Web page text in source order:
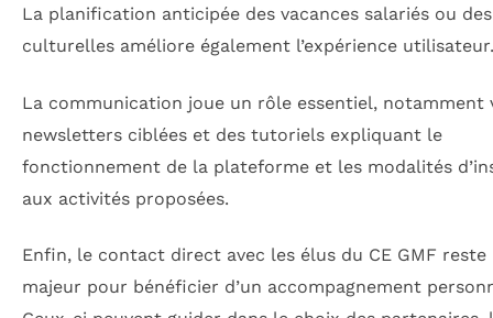
La planification anticipée des vacances salariés ou
culturelles améliore également l’expérience utilisateur.
La communication joue un rôle essentiel, notamment
newsletters ciblées et des tutoriels expliquant le
fonctionnement de la plateforme et les modalités
aux activités proposées.
Enfin, le contact direct avec les élus du CE GMF
majeur pour bénéficier d’un accompagnement